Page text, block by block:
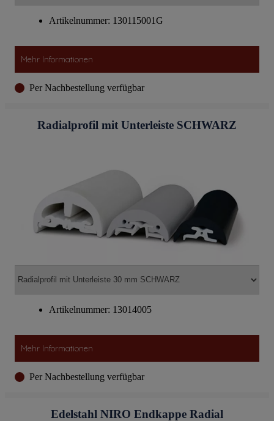
Artikelnummer: 130115001G
Mehr Informationen
Per Nachbestellung verfügbar
Radialprofil mit Unterleiste SCHWARZ
Artikelnummer: 13014005
Mehr Informationen
Per Nachbestellung verfügbar
Edelstahl NIRO Endkappe Radial